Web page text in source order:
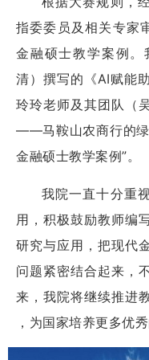
指委委员及相关专家
金融硕士教学案例。
清）撰写的《AI赋能
玲玲老师及其团队（
——马鞍山农商行的绿
金融硕士教学案例”。
我院一直十分重
用，积极鼓励教师编
研究与应用，把现代
问题紧密结合起来，
来，我院将继续推进
，为国家培养更多优